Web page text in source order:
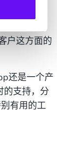
户这方面的
还是一个产
的支持，分
有用的工